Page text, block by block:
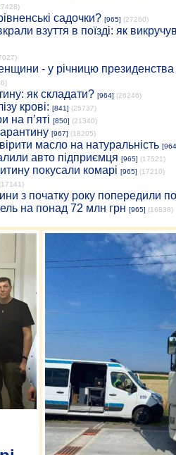
садочки? [965] (27260)
взуття в поїзді: як
- у річницю
як складати? [964] (26246)
крові: [841] (25737)
на п’яті [850] (21340)
[967] (18205)
масло на натуральність
авто підприємця [965] (17521)
покусали комарі [965] (17210)
(17141)
з початку року попередили
на понад 72 млн грн [965] (16838)